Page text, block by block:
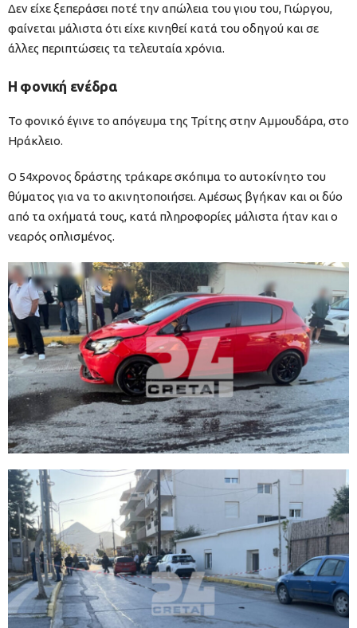
Δεν είχε ξεπεράσει ποτέ την απώλεια του γιου του, Γιώργου,
φαίνεται μάλιστα ότι είχε κινηθεί κατά του οδηγού και σε
άλλες περιπτώσεις τα τελευταία χρόνια.
Η φονική ενέδρα
Το φονικό έγινε το απόγευμα της Τρίτης στην Αμμουδάρα, στο
Ηράκλειο.
Ο 54χρονος δράστης τράκαρε σκόπιμα το αυτοκίνητο του
θύματος για να το ακινητοποιήσει. Αμέσως βγήκαν και οι δύο
από τα οχήματά τους, κατά πληροφορίες μάλιστα ήταν και ο
νεαρός οπλισμένος.